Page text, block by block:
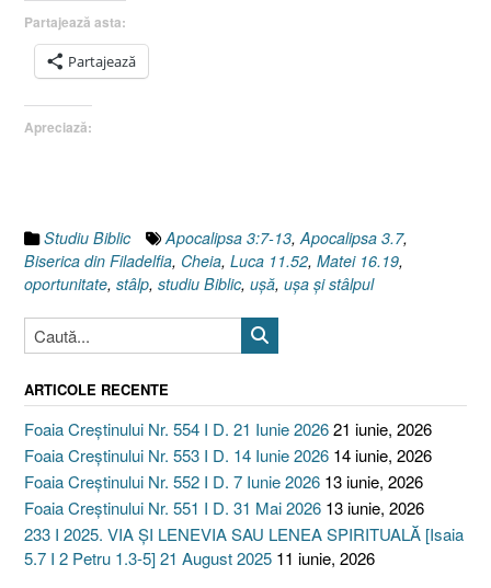
[Apocalipsa
Partajează asta:
Partajează
Apreciază:
Studiu Biblic Apocalipsa 3:7-13,Apocalipsa 3.7,
Biserica din Filadelfia, Cheia, Luca 11.52, Matei 16.19,
oportunitate, stâlp, studiu Biblic, uşă, uşa şi stâlpul
ARTICOLE RECENTE
Foaia Creștinului Nr. 554 I D. 21 Iunie 202621 iunie, 2026
Foaia Creștinului Nr. 553 I D. 14 Iunie 2026 14 iunie, 2026
Foaia Creștinului Nr. 552 I D. 7 Iunie 2026 13 iunie, 2026
Foaia Creștinului Nr. 551 I D. 31 Mai 2026 13 iunie, 2026
233 I 2025. VIA ȘI LENEVIA SAU LENEA SPIRITUALĂ [Isaia
5.7 I 2 Petru 1.3-5] 21 August 2025 11 iunie, 2026